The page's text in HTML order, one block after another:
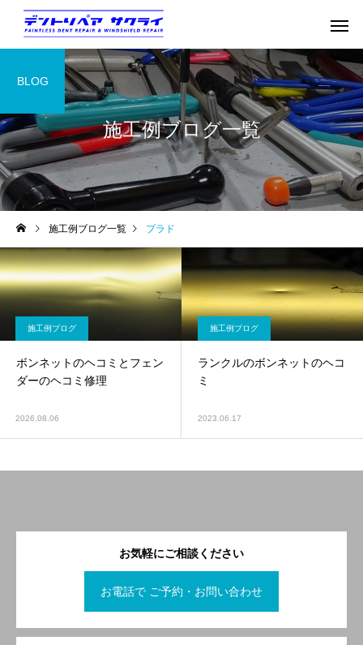
施工例ブログ一覧
BLOG
施工例ブログ一覧 プラド
施工例ブログ
ボンネットのヘコミとフェン
ダーのヘコミ修理
2026.08.06
施工例ブログ
ランクルのボンネットのヘコ
ミ
2023.06.17
お気軽にご相談ください
お電話で ご予約・お問い合わせ